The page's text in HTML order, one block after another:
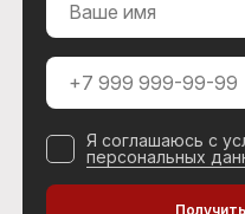
Я соглашаюсь с
персональных